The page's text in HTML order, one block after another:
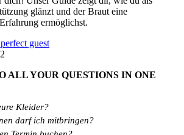
glänzt und der Braut eine
ermöglichst.
guest
ALLYOUR QUESTIONS IN ONE
Kleider?
darf ich mitbringen?